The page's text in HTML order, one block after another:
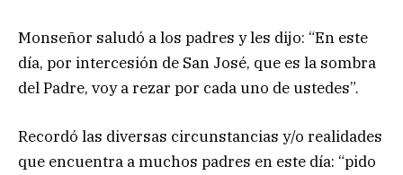
Monseñor saludó a los padres y les dijo: “En este
día, por intercesión de San José, que es la sombra
del Padre, voy a rezar por cada uno de ustedes”.
Recordó las diversas circunstancias y/o realidades
que encuentra a muchos padres en este día: “pido